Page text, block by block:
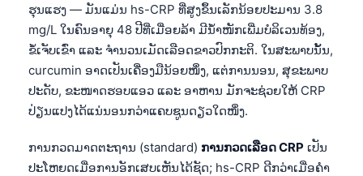
ຮຸນແຮງ — ມັນແມ່ນ hs-CRP ທີ່ສູງຂຶ້ນເລັກນ້ອຍປະມານ 3.8
mg/L ໃນຄົນອາຍຸ 48 ປີທີ່ເມື່ອຍລ້າ ມີນ້ຳໜັກເພີ່ມບໍລິເວນທ້ອງ,
ຂໍ້ເຈັບເຂົ່າ ແລະ ຈຳນວນເມັດເລືອດຂາວປົກກະຕິ. ໃນສະພາບນັ້ນ,
curcumin ອາດເປັນເຄື່ອງມືນ້ອຍໜຶ່ງ, ແຕ່ການນອນ, ສຸຂະພາບ
ປະດັບ, ຂະໜາດຮອບແອວ ແລະ ອາຫານ ມັກຈະຊ່ວຍໃຫ້ CRP
ປ່ຽນແປງໄດ້ແນ່ນອນກວ່າແຄບຊູນດຽວໃດໜຶ່ງ.
ການກວດມາດຕະຖານ (standard) ການກວດເລືອດ CRP ເປັນ
ປະໂຫຍດເມື່ອການອັກເສບເຫັນໄດ້ຊັດ; hs-CRP ດີກວ່າເມື່ອຄຳ